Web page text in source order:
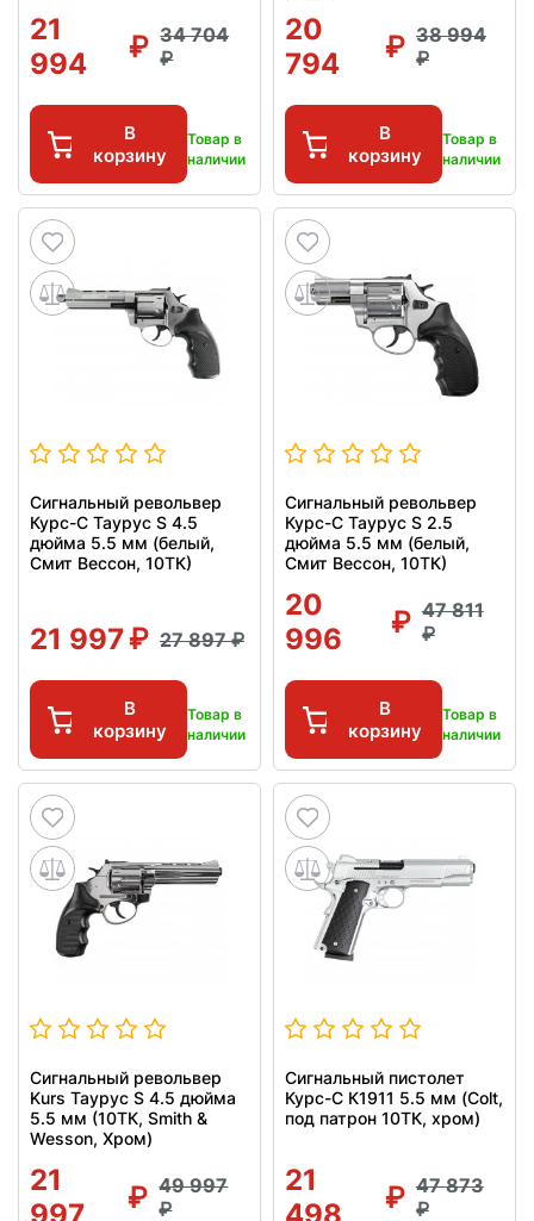
21
994
34 704
В
корзину
Товар в
наличии
20
794
38 994
В
корзину
Товар в
наличии
Сигнальный револьвер
Курс-С Таурус S 4.5
дюйма 5.5 мм (белый,
Смит Вессон, 10ТК)
21 997 27 897
В
корзину
Товар в
наличии
Сигнальный револьвер
Курс-С Таурус S 2.5
дюйма 5.5 мм (белый,
Смит Вессон, 10ТК)
20
996
47 811
В
корзину
Товар в
наличии
Сигнальный револьвер
Kurs Таурус S 4.5 дюйма
5.5 мм (10ТК, Smith &
Wesson, Хром)
21
49 997
Сигнальный пистолет
Курс-С К1911 5.5 мм (Colt,
под патрон 10ТК, хром)
21
47 873